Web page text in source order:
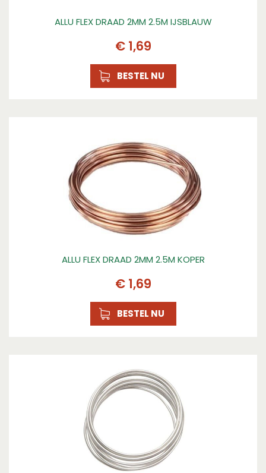
ALLU FLEX DRAAD 2MM 2.5M IJSBLAUW
€ 1,69
BESTEL NU
ALLU FLEX DRAAD 2MM 2.5M KOPER
€ 1,69
BESTEL NU